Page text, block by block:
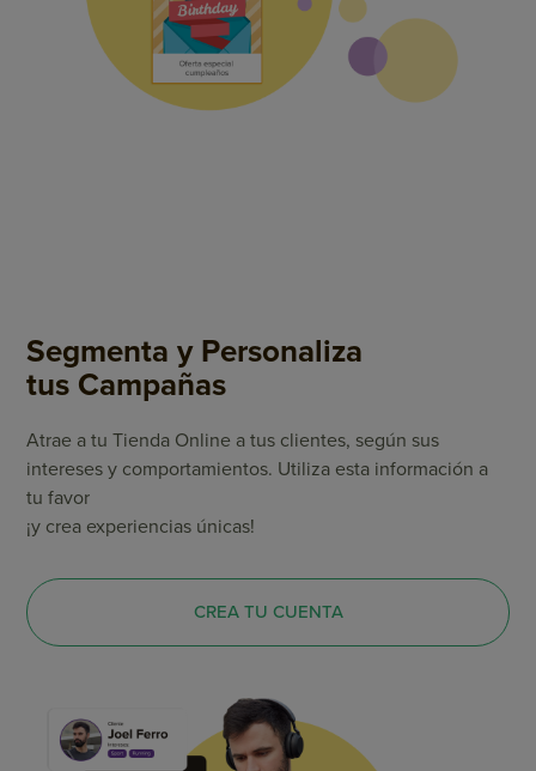
Segmenta y Personaliza
tus Campañas
Atrae a tu Tienda Online a tus clientes, según sus
intereses y comportamientos. Utiliza esta información a
tu favor
¡y crea experiencias únicas!
CREA TU CUENTA